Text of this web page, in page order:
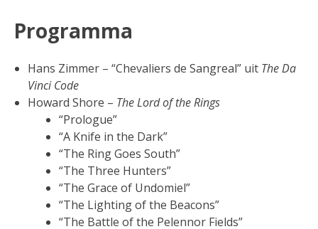
Programma
Hans Zimmer – “Chevaliers de Sangreal” uit The Da
Vinci Code
Howard Shore – The Lord of the Rings
“Prologue”
“A Knife in the Dark”
“The Ring Goes South”
“The Three Hunters”
“The Grace of Undomiel”
“The Lighting of the Beacons”
“The Battle of the Pelennor Fields”